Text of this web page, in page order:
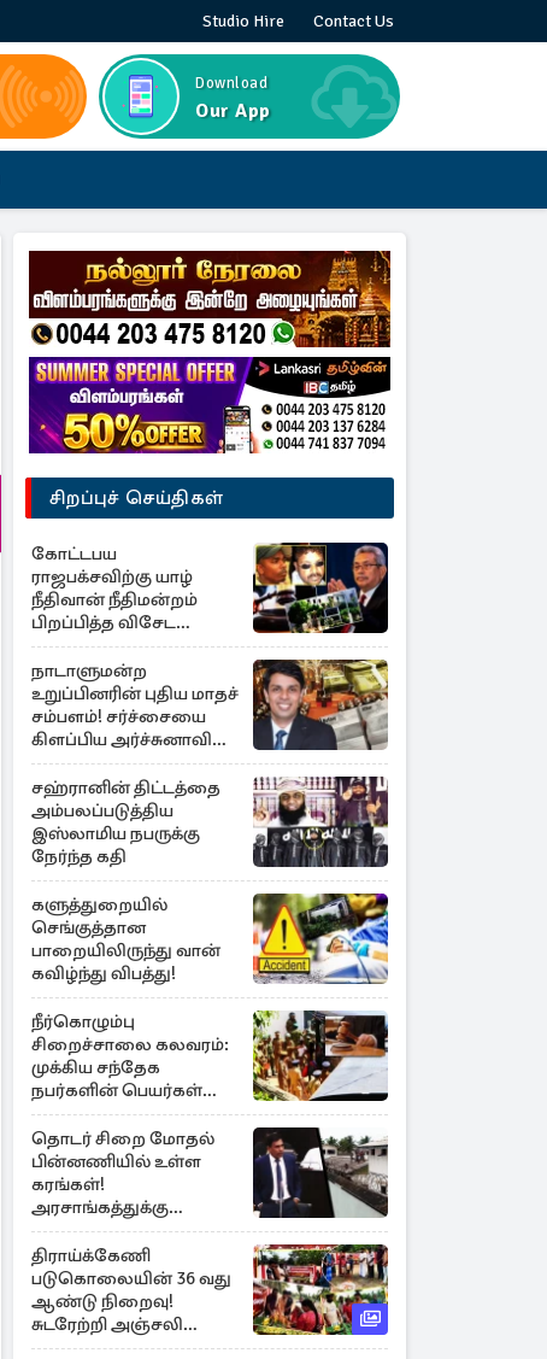
Studio Hire Contact Us
Download
Our App
சிறப்புச் செய்திகள்
கோட்டபய
ராஜபக்சவிற்கு யாழ்
நீதிவான் நீதிமன்றம்
பிறப்பித்த விசேட
உத்தரவு!
நாடாளுமன்ற
உறுப்பினரின் புதிய மாதச்
சம்பளம்! சர்ச்சையை
கிளப்பிய அர்ச்சுனாவின்
அறிக்கை
சஹ்ரானின் திட்டத்தை
அம்பலப்படுத்திய
இஸ்லாமிய நபருக்கு
நேர்ந்த கதி
களுத்துறையில்
செங்குத்தான
பாறையிலிருந்து வான்
கவிழ்ந்து விபத்து!
நீர்கொழும்பு
சிறைச்சாலை கலவரம்:
முக்கிய சந்தேக
நபர்களின் பெயர்கள்
நீதிமன்றில் சமர்ப்பிப்பு!
தொடர் சிறை மோதல்
பின்னணியில் உள்ள
கரங்கள்!
அரசாங்கத்துக்கு
கிடைத்த புலனாய்வு
தகவல்
திராய்க்கேணி
படுகொலையின் 36 வது
ஆண்டு நிறைவு!
சுடரேற்றி அஞ்சலி
செலுத்திய மக்கள்